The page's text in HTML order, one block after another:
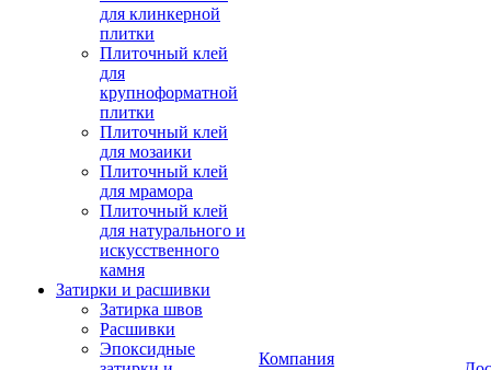
для клинкерной
плитки
Плиточный клей
для
крупноформатной
плитки
Плиточный клей
для мозаики
Плиточный клей
для мрамора
Плиточный клей
для натурального и
искусственного
камня
Затирки и расшивки
Затирка швов
Расшивки
Эпоксидные
Компания